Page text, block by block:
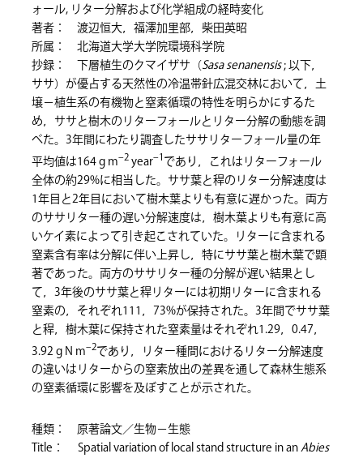
ォール, リター分解および化学組成の経時変化
著者： 渡辺恒大，福澤加里部，柴田英昭
所属： 北海道大学大学院環境科学院
抄録： 下層植生のクマイザサ（Sasa senanensis; 以下，
ササ）が優占する天然性の冷温帯針広混交林において，土
壌－植生系の有機物と窒素循環の特性を明らかにするた
め，ササと樹木のリターフォールとリター分解の動態を調
べた。3年間にわたり調査したササリターフォール量の年
平均値は164 g m–2year–1であり，これはリターフォール
全体の約29%に相当した。ササ葉と稈のリター分解速度は
1年目と2年目において樹木葉よりも有意に遅かった。両方
のササリター種の遅い分解速度は，樹木葉よりも有意に高
いケイ素によって引き起こされていた。リターに含まれる
窒素含有率は分解に伴い上昇し，特にササ葉と樹木葉で顕
著であった。両方のササリター種の分解が遅い結果とし
て，3年後のササ葉と稈リターには初期リターに含まれる
窒素の，それぞれ111，73%が保持された。3年間でササ葉
と稈，樹木葉に保持された窒素量はそれぞれ1.29，0.47，
3.92 g N m–2であり，リター種間におけるリター分解速度
の違いはリターからの窒素放出の差異を通して森林生態系
の窒素循環に影響を及ぼすことが示された。
種類： 原著論文／生物－生態
Title： Spatial variation of local stand structure in anAbies